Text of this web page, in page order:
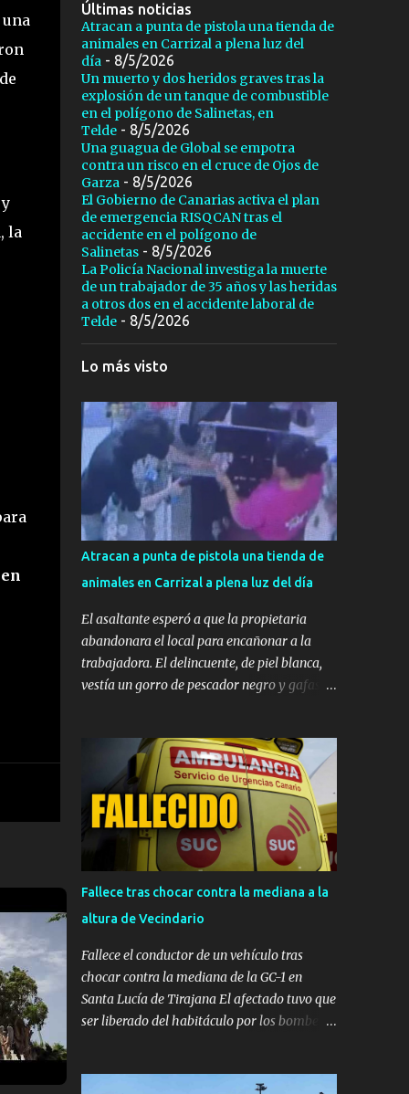
la
Últimas noticias
Atracan a punta de pistola una tienda de
animales en Carrizal a plena luz del
día - 8/5/2026
Un muerto y dos heridos graves tras la
explosión de un tanque de combustible
en el polígono de Salinetas, en
Telde- 8/5/2026
Una guagua de Global se empotra
contra un risco en el cruce de Ojos de
Garza - 8/5/2026
El Gobierno de Canarias activa el plan
de emergencia RISQCAN tras el
accidente en el polígono de
Salinetas- 8/5/2026
La Policía Nacional investiga la muerte
de un trabajador de 35 años y las heridas
a otros dos en el accidente laboral de
Telde- 8/5/2026
Lo más visto
Atracan a punta de pistola una tienda de
animales en Carrizal a plena luz del día
El asaltante esperó a que la propietaria
abandonara el local para encañonar a la
trabajadora. El delincuente, de piel blanca,
vestía un gorro de pescador negro y gafas de
horas de la tarde de este miércoles en la
localidad de Carrizal, en el municipio de
Ingenio. La tienda de mascotas 'Territorio
Animal', ubicada frente al Centro de Salud de
Carrizal, fue víctima de un atraco a punta de
pistola a plena luz del día. ​Los hechos se
registraron en la franja horaria
horas , momento en el que el delincuente
irrumpió en el establecimiento sembrando el
pánico. ​Esperó a que la dueña se fuera para
actuar ​Según se observa en las imágenes
registradas por el sistema de videovigilancia
antes de actuar. El sujeto aguardó en las
Fallece tras chocar contra la mediana a la
altura de Vecindario
Fallece el conductor de un vehículo tras
chocar contra la mediana de la GC-1 en
Santa Lucía de Tirajana El afectado tuvo que
ser liberado del habitáculo por los bomberos
Insular, donde finalmente se confirmó su